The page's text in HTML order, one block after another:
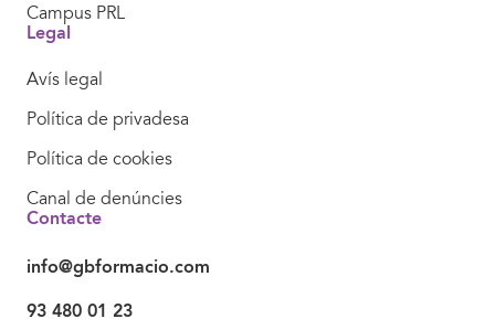
Campus PRL
Legal
Avís legal
Política de privadesa
Política de cookies
Canal de denúncies
Contacte
info@gbformacio.com
93 480 01 23